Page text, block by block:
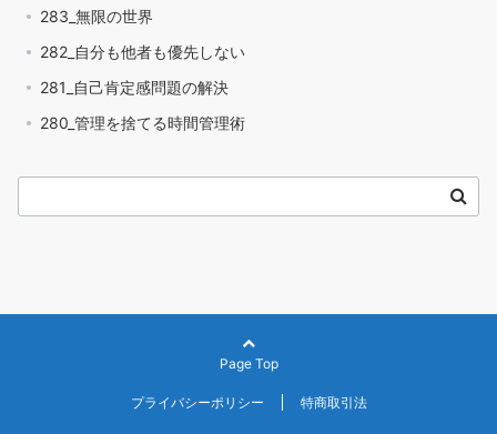
283_無限の世界
282_自分も他者も優先しない
281_自己肯定感問題の解決
280_管理を捨てる時間管理術
Page Top
プライバシーポリシー 特商取引法